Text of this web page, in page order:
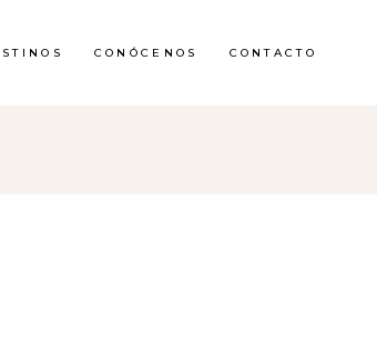
CONÓCENOS CONTACTO